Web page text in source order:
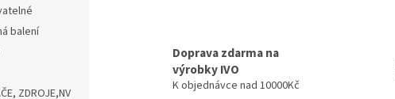
balení
ZDROJE,NV
Doprava zdarma na
výrobky IVO
K objednávce nad 10000Kč